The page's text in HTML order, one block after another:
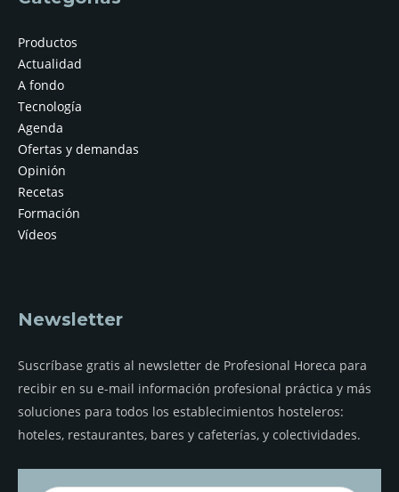
Productos
Actualidad
A fondo
Tecnología
Agenda
Ofertas y demandas
Opinión
Recetas
Formación
Vídeos
Newsletter
Suscríbase gratis al newsletter de Profesional Horeca para
recibir en su e-mail información profesional práctica y más
soluciones para todos los establecimientos hosteleros:
hoteles, restaurantes, bares y cafeterías, y colectividades.